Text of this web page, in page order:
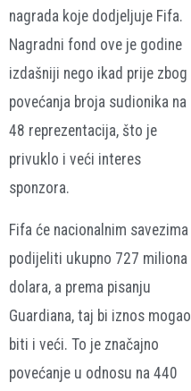
nagrada koje dodjeljuje Fifa.
Nagradni fond ove je godine
izdašniji nego ikad prije zbog
povećanja broja sudionika na
48 reprezentacija, što je
privuklo i veći interes
sponzora.
Fifa će nacionalnim savezima
podijeliti ukupno 727 miliona
dolara, a prema pisanju
Guardiana, taj bi iznos mogao
biti i veći. To je značajno
povećanje u odnosu na 440